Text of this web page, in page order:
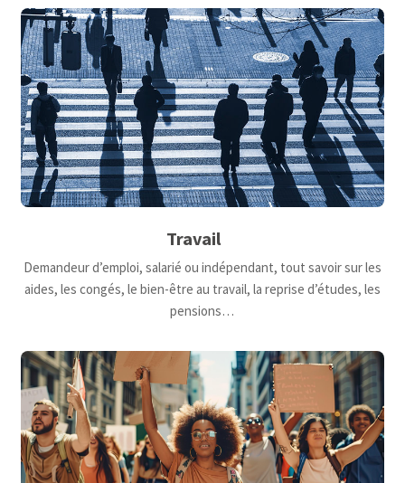
Travail
Demandeur d’emploi, salarié ou indépendant, tout savoir sur les
aides, les congés, le bien-être au travail, la reprise d’études, les
pensions…